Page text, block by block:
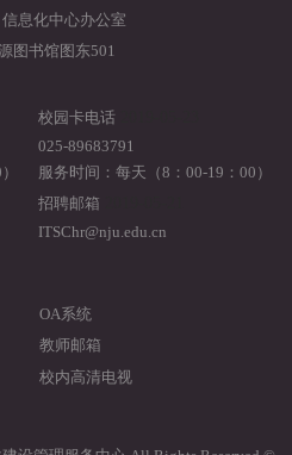
息化中心办公室
图书馆图东501
校园卡电话
025-89683791
服务时间：每天（8：00-19：00）
招聘邮箱
ITSChr@nju.edu.cn
OA系统
教师邮箱
校内高清电视